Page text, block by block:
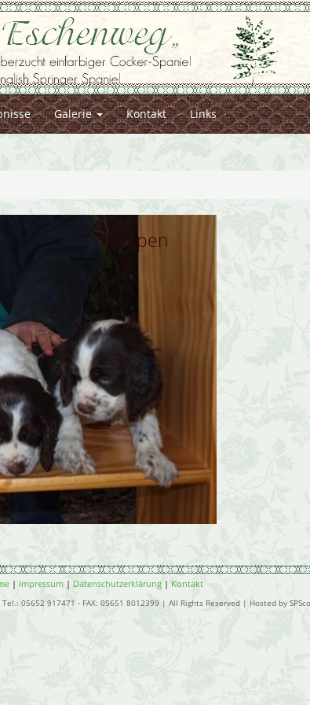
Galerie Kontakt Links
Welpen
| Impressum | Datenschutzerklärung | Kontakt
05652 917471 - FAX: 05651 8012399 | All Rights Reserved | Hosted by